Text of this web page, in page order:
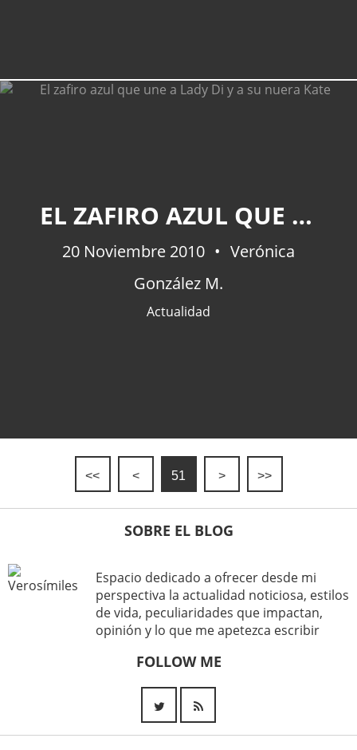
EL ZAFIRO AZUL QUE UNE A LADY DI Y A SU NUERA KATE
20 Noviembre 2010
Verónica
González M.
Actualidad
<< < 51 > >>
SOBRE EL BLOG
Espacio dedicado a ofrecer desde mi
perspectiva la actualidad noticiosa, estilos
de vida, peculiaridades que impactan,
opinión y lo que me apetezca escribir
FOLLOW ME